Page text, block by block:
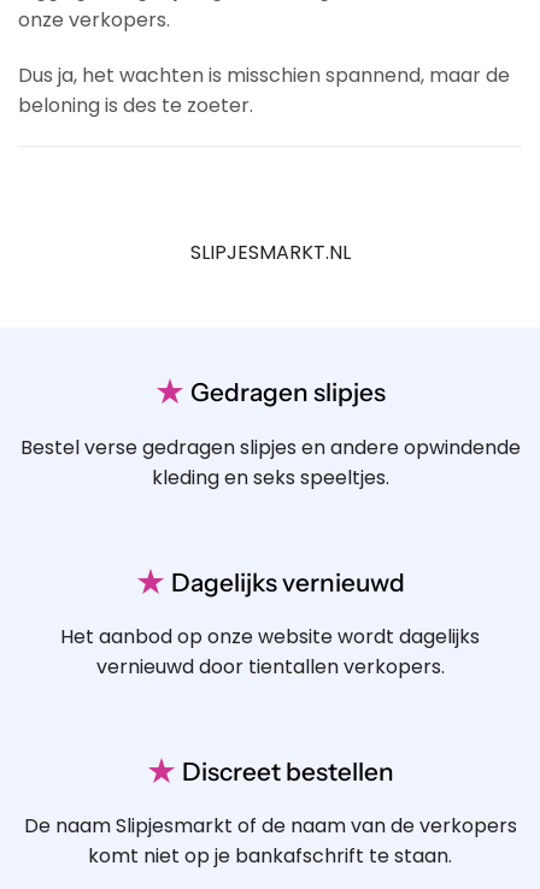
onze verkopers.
Dus ja, het wachten is misschien spannend, maar de
beloning is des te zoeter.
SLIPJESMARKT.NL
★ Gedragen slipjes
Bestel verse gedragen slipjes en andere opwindende
kleding en seks speeltjes.
★ Dagelijks vernieuwd
Het aanbod op onze website wordt dagelijks
vernieuwd door tientallen verkopers.
★ Discreet bestellen
De naam Slipjesmarkt of de naam van de verkopers
komt niet op je bankafschrift te staan.